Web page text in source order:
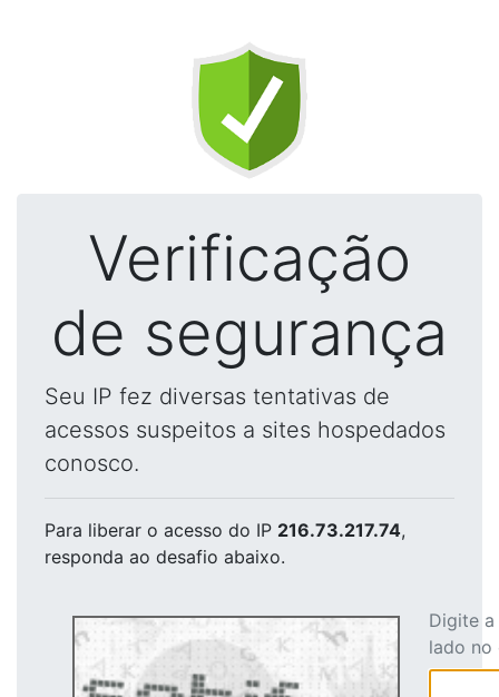
Verificação
de segurança
Seu IP fez diversas tentativas de
acessos suspeitos a sites hospedados
conosco.
Para liberar o acesso do IP 216.73.217.74,
responda ao desafio abaixo.
Digite
lado no